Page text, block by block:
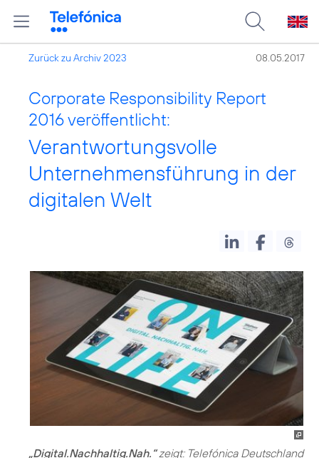
Zurück zu Archiv 2023 08.05.2017
Corporate Responsibility Report
2016 veröffentlicht:
Verantwortungsvolle
Unternehmensführung in der
digitalen Welt
„Digital.Nachhaltig.Nah.“zeigt: Telefónica Deutschland